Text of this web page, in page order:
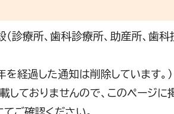
療所、歯科診療所、助産所、歯科
過した通知は削除しています。）
ておりませんので、このページに
ご確認ください。